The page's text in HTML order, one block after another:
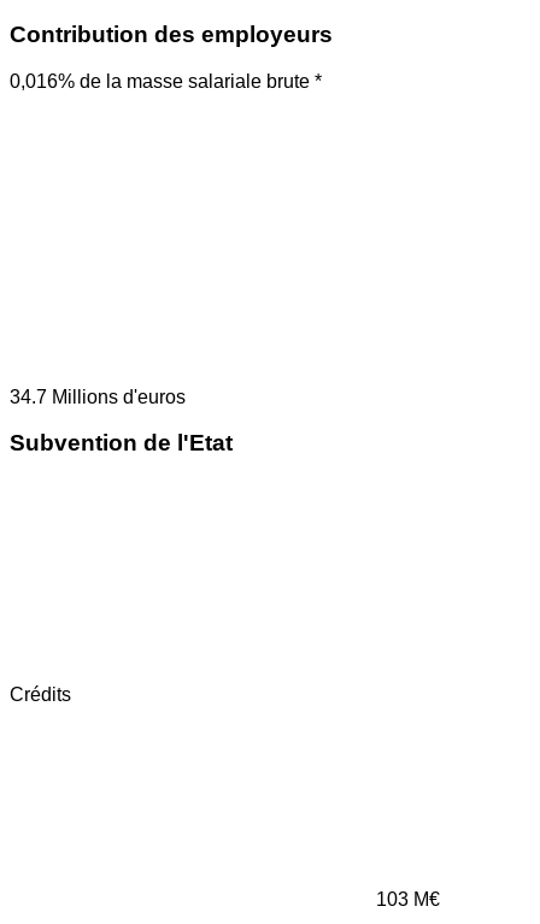
Contribution des employeurs
0,016% de la masse salariale brute *
34.7 Millions d'euros
Subvention de l'Etat
Crédits
103 M€